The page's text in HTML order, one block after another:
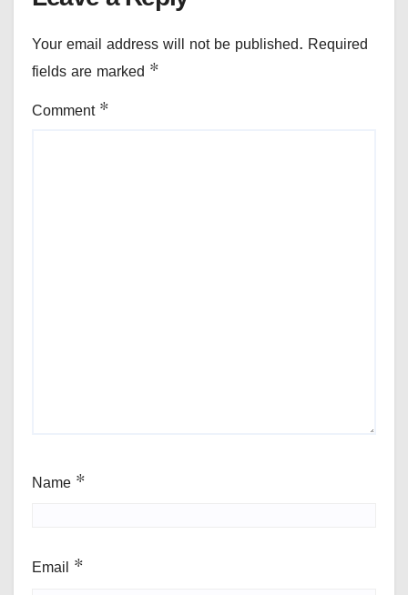
Your email address will not be published. Required
fields are marked *
Comment *
Name *
Email *